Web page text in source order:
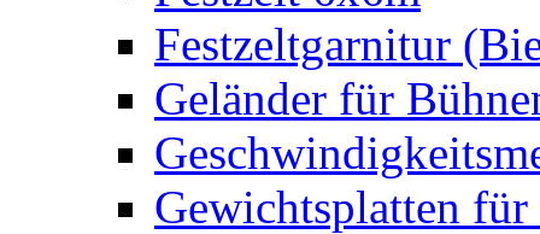
Festzeltgarnitur
Geländer für
Gewichtsplatten für